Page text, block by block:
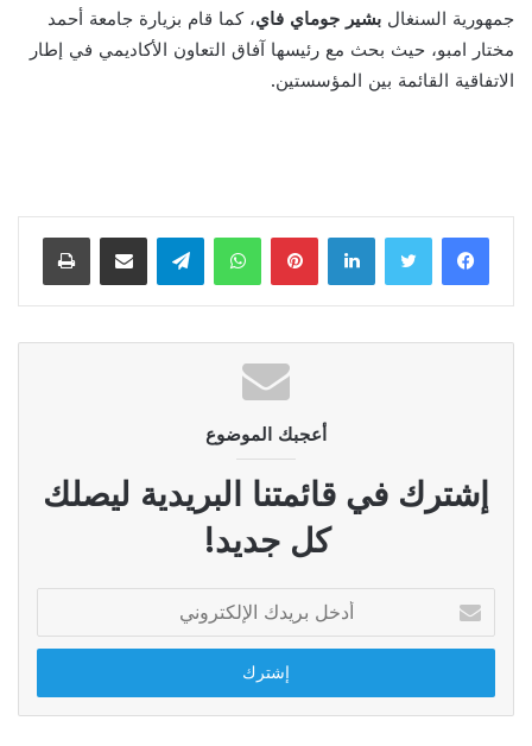
جمهورية السنغال بشير جوماي فاي، كما قام بزيارة جامعة أحمد
مختار امبو، حيث بحث مع رئيسها آفاق التعاون الأكاديمي في إطار
الاتفاقية القائمة بين المؤسستين.
لينكدإن بينتيريستواتساب تيلقرام مشاركة عبر البريد طباعة
أعجبك الموضوع
إشترك في قائمتنا البريدية ليصلك
كل جديد!
بريدك
الإلكتروني